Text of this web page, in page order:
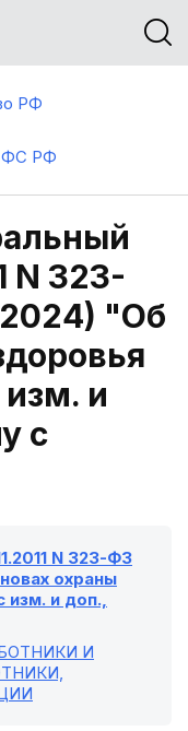
РФ
ФС РФ
N 323-
"Об
и
с
N 323-ФЗ
охраны
изм. и доп.,
И